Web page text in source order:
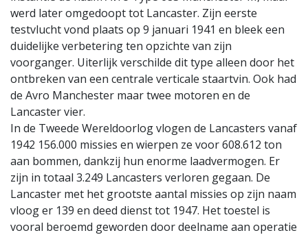
werd later omgedoopt tot Lancaster. Zijn eerste
testvlucht vond plaats op 9 januari 1941 en bleek een
duidelijke verbetering ten opzichte van zijn
voorganger. Uiterlijk verschilde dit type alleen door het
ontbreken van een centrale verticale staartvin. Ook had
de Avro Manchester maar twee motoren en de
Lancaster vier.
In de Tweede Wereldoorlog vlogen de Lancasters vanaf
1942 156.000 missies en wierpen ze voor 608.612 ton
aan bommen, dankzij hun enorme laadvermogen. Er
zijn in totaal 3.249 Lancasters verloren gegaan. De
Lancaster met het grootste aantal missies op zijn naam
vloog er 139 en deed dienst tot 1947. Het toestel is
vooral beroemd geworden door deelname aan operatie